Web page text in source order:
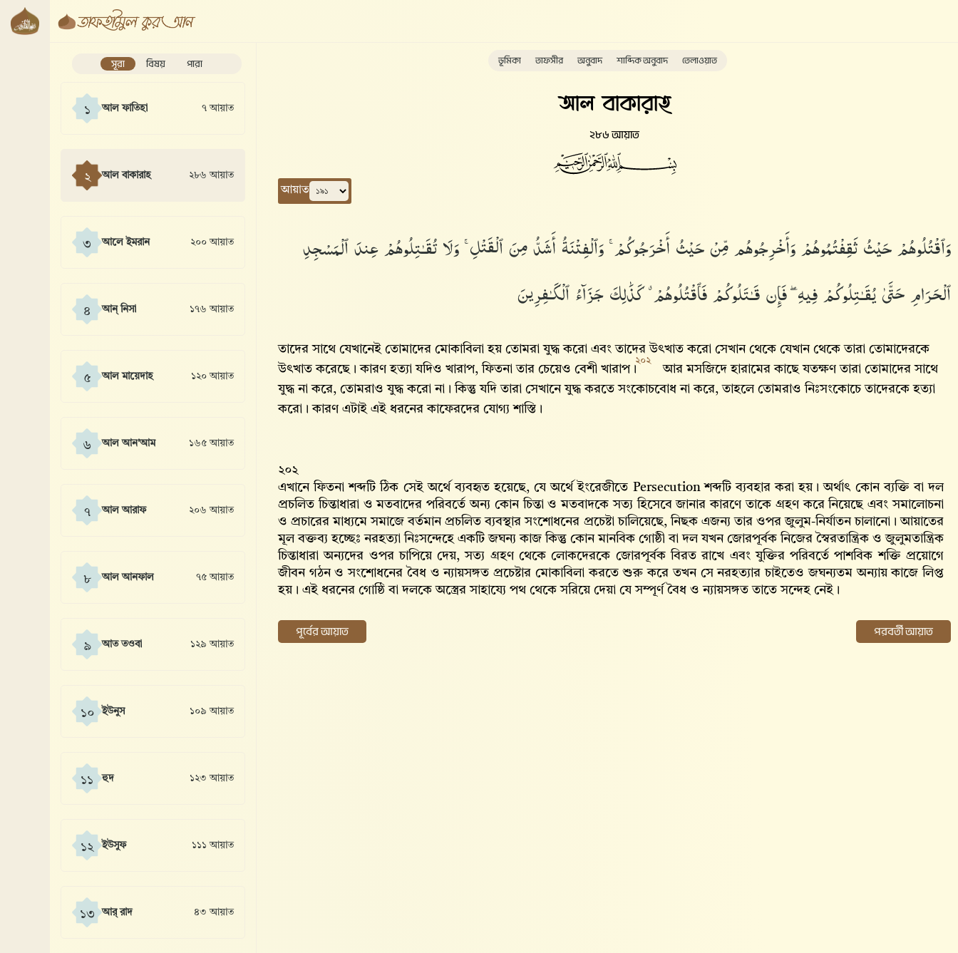
সূরা বিষয় পারা
১ আল ফাতিহা ৭ আয়াত
২ আল বাকারাহ ২৮৬ আয়াত
৩ আলে ইমরান ২০০ আয়াত
৪ আন্ নিসা ১৭৬ আয়াত
৫ আল মায়েদাহ ১২০ আয়াত
৬ আল আন'আম ১৬৫ আয়াত
৭ আল আরাফ ২০৬ আয়াত
৮ আল আনফাল ৭৫ আয়াত
৯ আত তওবা ১২৯ আয়াত
১০ ইউনুস ১০৯ আয়াত
১১ হুদ ১২৩ আয়াত
১২ ইউসুফ ১১১ আয়াত
১৩ আর্ রাদ ৪৩ আয়াত
ভূমিকা তাফসীর অনুবাদ শাব্দিক অনুবাদ তেলাওয়াত
আল বাকারাহ
২৮৬ আয়াত
আয়াত
وَٱقْتُلُوهُمْ حَيْثُ ثَقِفْتُمُوهُمْ وَأَخْرِجُوهُم مِّنْ حَيْثُ أَخْرَجُوكُمْ ۚ وَٱلْفِتْنَةُ أَشَدُّ مِنَ ٱلْقَتْلِ ۚ وَلَا تُقَـٰتِلُوهُمْ عِندَ ٱلْمَسْجِدِ
ٱلْحَرَامِ حَتَّىٰ يُقَـٰتِلُوكُمْ فِيهِ ۖ فَإِن قَـٰتَلُوكُمْ فَٱقْتُلُوهُمْ ۗ كَذَٰلِكَ جَزَآءُ ٱلْكَـٰفِرِينَ
তাদের সাথে যেখানেই তোমাদের মোকাবিলা হয় তোমরা যুদ্ধ করো এবং তাদের উৎখাত করো সেখান থেকে যেখান থেকে তারা তোমাদেরকে
উৎখাত করেছে। কারণ হত্যা যদিও খারাপ, ফিতনা তার চেয়েও বেশী খারাপ।
২০২
আর মসজিদে হারামের কাছে যতক্ষণ তারা তোমাদের সাথে
যুদ্ধ না করে, তোমরাও যুদ্ধ করো না। কিন্তু যদি তারা সেখানে যুদ্ধ করতে সংকোচবোধ না করে, তাহলে তোমরাও নিঃসংকোচে তাদেরকে হত্যা
করো। কারণ এটাই এই ধরনের কাফেরদের যোগ্য শাস্তি।
২০২
এখানে ফিতনা শব্দটি ঠিক সেই অর্থে ব্যবহৃত হয়েছে, যে অর্থে ইংরেজীতে Persecution শব্দটি ব্যবহার করা হয়। অর্থাৎ কোন ব্যক্তি বা দল
প্রচলিত চিন্তাধারা ও মতবাদের পরিবর্তে অন্য কোন চিন্তা ও মতবাদকে সত্য হিসেবে জানার কারণে তাকে গ্রহণ করে নিয়েছে এবং সমালোচনা
ও প্রচারের মাধ্যমে সমাজে বর্তমান প্রচলিত ব্যবস্থার সংশোধনের প্রচেষ্টা চালিয়েছে, নিছক এজন্য তার ওপর জুলুম-নির্যাতন চালানো। আয়াতের
মূল বক্তব্য হচ্ছেঃ নরহত্যা নিঃসন্দেহে একটি জঘন্য কাজ কিন্তু কোন মানবিক গোষ্ঠী বা দল যখন জোরপূর্বক নিজের স্বৈরতান্ত্রিক ও জুলুমতান্ত্রিক
চিন্তাধারা অন্যদের ওপর চাপিয়ে দেয়, সত্য গ্রহণ থেকে লোকদেরকে জোরপূর্বক বিরত রাখে এবং যুক্তির পরিবর্তে পাশবিক শক্তি প্রয়োগে
জীবন গঠন ও সংশোধনের বৈধ ও ন্যায়সঙ্গত প্রচেষ্টার মোকাবিলা করতে শুরু করে তখন সে নরহত্যার চাইতেও জঘন্যতম অন্যায় কাজে লিপ্ত
হয়। এই ধরনের গোষ্ঠি বা দলকে অস্ত্রের সাহায্যে পথ থেকে সরিয়ে দেয়া যে সম্পূর্ণ বৈধ ও ন্যায়সঙ্গত তাতে সন্দেহ নেই।
পূর্বের আয়াত পরবর্তী আয়াত